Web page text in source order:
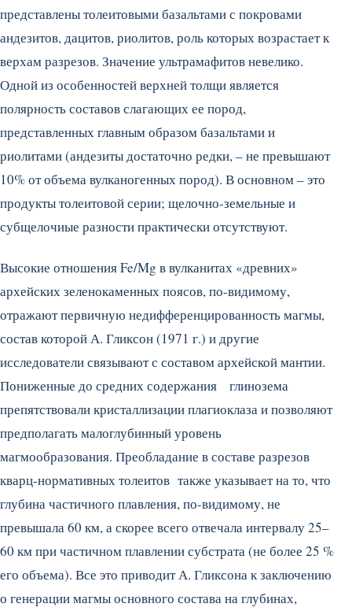
представлены толеитовыми базальтами с покровами
андезитов, дацитов, риолитов, роль которых возрастает к
верхам разрезов. Значение ультрамафитов невелико.
Одной из особенностей верхней толщи является
полярность составов слагающих ее пород,
представленных главным образом базальтами и
риолитами (андезиты достаточно редки, – не превышают
10% от объема вулканогенных пород). В основном – это
продукты толеитовой серии; щелочно-земельные и
субщелочиые разности практически отсутствуют.
Высокие отношения Fe/Mg в вулканитах «древних»
архейских зеленокаменных поясов, по-видимому,
отражают первичную недифференцированность магмы,
состав которой А. Гликсон (1971 г.) и другие
исследователи связывают с составом архейской мантии.
Пониженные до средних содержания глинозема
препятствовали кристаллизации плагиоклаза и позволяют
предполагать малоглубинный уровень
магмообразования. Преобладание в составе разрезов
кварц-нормативных толеитов также указывает на то, что
глубина частичного плавления, по-видимому, не
превышала 60 км, а скорее всего отвечала интервалу 25–
60 км при частичном плавлении субстрата (не более 25 %
его объема). Все это приводит А. Гликсона к заключению
о генерации магмы основного состава на глубинах,